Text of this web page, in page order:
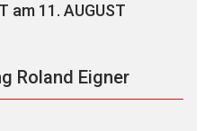
am 11. AUGUST
Roland Eigner